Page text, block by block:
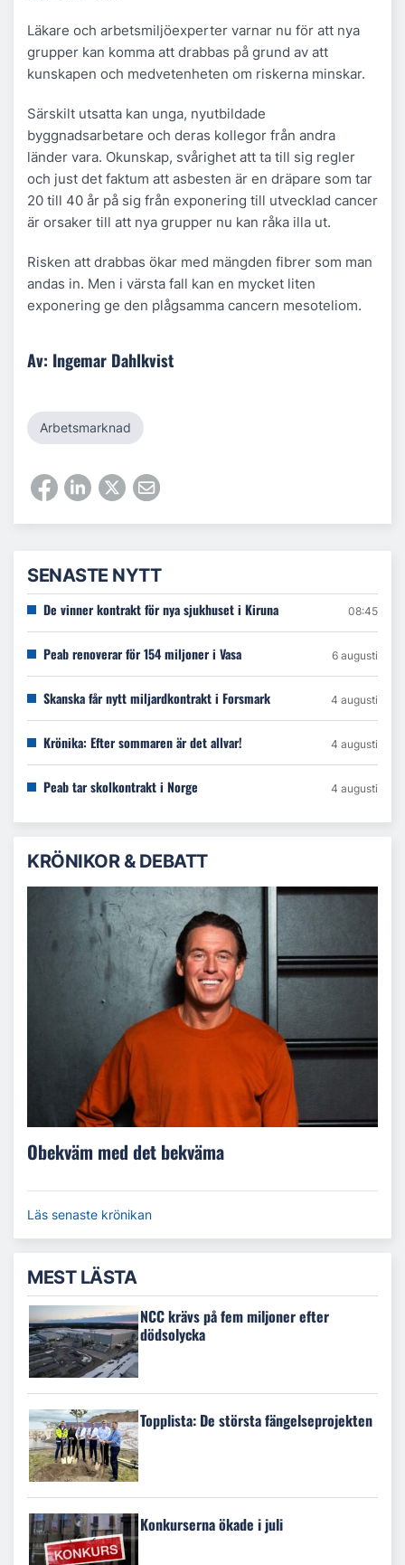
Läkare och arbetsmiljöexperter varnar nu för att nya
grupper kan komma att drabbas på grund av att
kunskapen och medvetenheten om riskerna minskar.
Särskilt utsatta kan unga, nyutbildade
byggnadsarbetare och deras kollegor från andra
länder vara. Okunskap, svårighet att ta till sig regler
och just det faktum att asbesten är en dräpare som tar
20 till 40 år på sig från exponering till utvecklad cancer
är orsaker till att nya grupper nu kan råka illa ut.
Risken att drabbas ökar med mängden fibrer som man
andas in. Men i värsta fall kan en mycket liten
exponering ge den plågsamma cancern mesoteliom.
Av: Ingemar Dahlkvist
Arbetsmarknad
SENASTE NYTT
De vinner kontrakt för nya sjukhuset i Kiruna 08:45
Peab renoverar för 154 miljoner i Vasa 6 augusti
Skanska får nytt miljardkontrakt i Forsmark 4 augusti
Krönika: Efter sommaren är det allvar! 4 augusti
Peab tar skolkontrakt i Norge 4 augusti
KRÖNIKOR & DEBATT
Obekväm med det bekväma
Läs senaste krönikan
MEST LÄSTA
NCC krävs på fem miljoner efter
dödsolycka
Topplista: De största fängelseprojekten
Konkurserna ökade i juli